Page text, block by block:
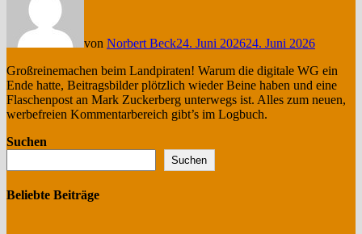
von Norbert Beck24. Juni 202624. Juni 2026
Großreinemachen beim Landpiraten! Warum die digitale WG ein
Ende hatte, Beitragsbilder plötzlich wieder Beine haben und eine
Flaschenpost an Mark Zuckerberg unterwegs ist. Alles zum neuen,
werbefreien Kommentarbereich gibt’s im Logbuch.
Suchen
Suchen
Beliebte Beiträge